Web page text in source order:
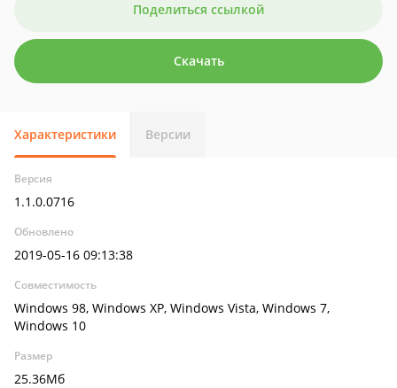
Поделиться ссылкой
Скачать
Характеристики Версии
Версия
1.1.0.0716
Обновлено
2019-05-16 09:13:38
Совместимость
Windows 98, Windows XP, Windows Vista, Windows 7,
Windows 10
Размер
25.36Мб